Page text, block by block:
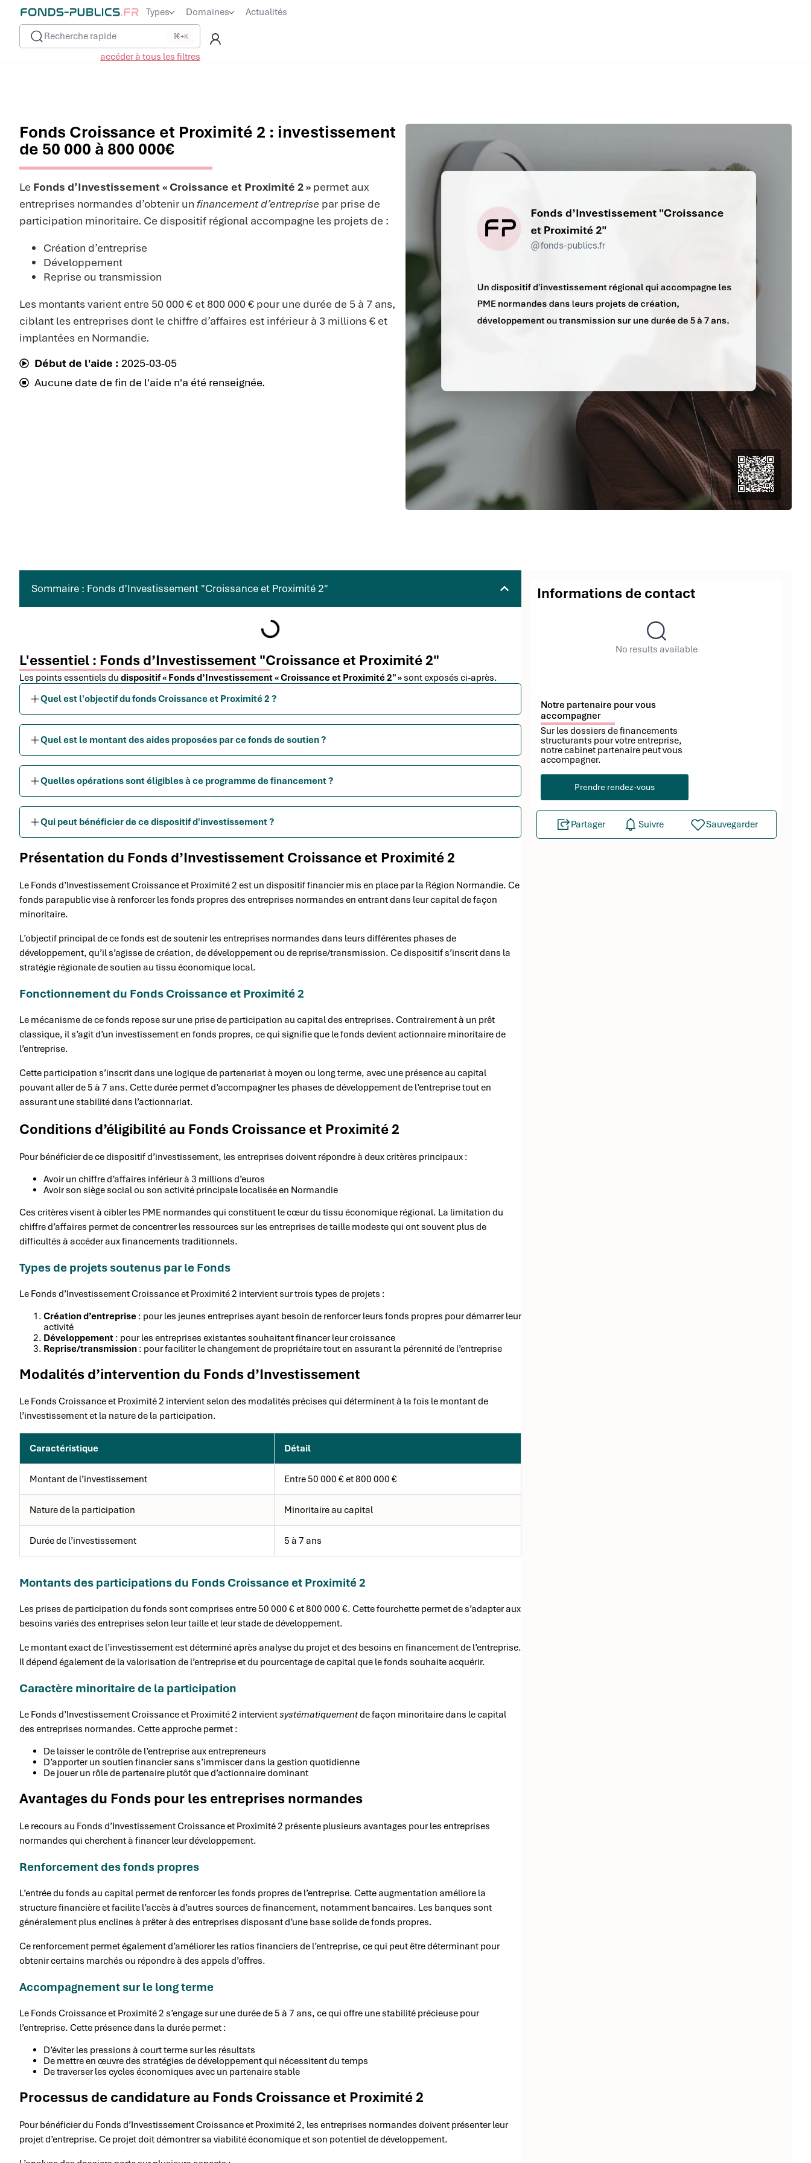
Types Domaines
Actualités
Recherche rapide
⌘+K
accéder à tous les filtres
Fonds Croissance et Proximité 2 : investissement
de 50 000 à 800 000€
Le Fonds d’Investissement « Croissance et Proximité 2 » permet aux
entreprises normandes d’obtenir un financement d’entreprise par prise de
participation minoritaire. Ce dispositif régional accompagne les projets de :
Création d’entreprise
Développement
Reprise ou transmission
Les montants varient entre 50 000 € et 800 000 € pour une durée de 5 à 7 ans,
ciblant les entreprises dont le chiffre d’affaires est inférieur à 3 millions € et
implantées en Normandie.
Début de l'aide : 2025-03-05
Aucune date de fin de l'aide n'a été renseignée.
Sommaire : Fonds d’Investissement "Croissance et Proximité 2"
L'essentiel : Fonds d’Investissement "Croissance et Proximité 2"
Les points essentiels du dispositif « Fonds d’Investissement « Croissance et Proximité 2″ » sont exposés ci-après.
Quel est l'objectif du fonds Croissance et Proximité 2 ?
Quel est le montant des aides proposées par ce fonds de soutien ?
Quelles opérations sont éligibles à ce programme de financement ?
Qui peut bénéficier de ce dispositif d'investissement ?
Présentation du Fonds d’Investissement Croissance et Proximité 2
Le Fonds d’Investissement Croissance et Proximité 2 est un dispositif financier mis en place par la Région Normandie. Ce
fonds parapublic vise à renforcer les fonds propres des entreprises normandes en entrant dans leur capital de façon
minoritaire.
L’objectif principal de ce fonds est de soutenir les entreprises normandes dans leurs différentes phases de
développement, qu’il s’agisse de création, de développement ou de reprise/transmission. Ce dispositif s’inscrit dans la
stratégie régionale de soutien au tissu économique local.
Fonctionnement du Fonds Croissance et Proximité 2
Le mécanisme de ce fonds repose sur une prise de participation au capital des entreprises. Contrairement à un prêt
classique, il s’agit d’un investissement en fonds propres, ce qui signifie que le fonds devient actionnaire minoritaire de
l’entreprise.
Cette participation s’inscrit dans une logique de partenariat à moyen ou long terme, avec une présence au capital
pouvant aller de 5 à 7 ans. Cette durée permet d’accompagner les phases de développement de l’entreprise tout en
assurant une stabilité dans l’actionnariat.
Conditions d’éligibilité au Fonds Croissance et Proximité 2
Pour bénéficier de ce dispositif d’investissement, les entreprises doivent répondre à deux critères principaux :
Avoir un chiffre d’affaires inférieur à 3 millions d’euros
Avoir son siège social ou son activité principale localisée en Normandie
Ces critères visent à cibler les PME normandes qui constituent le cœur du tissu économique régional. La limitation du
chiffre d’affaires permet de concentrer les ressources sur les entreprises de taille modeste qui ont souvent plus de
difficultés à accéder aux financements traditionnels.
Types de projets soutenus par le Fonds
Le Fonds d’Investissement Croissance et Proximité 2 intervient sur trois types de projets :
Création d’entreprise : pour les jeunes entreprises ayant besoin de renforcer leurs fonds propres pour démarrer leur
activité
Développement : pour les entreprises existantes souhaitant financer leur croissance
Reprise/transmission : pour faciliter le changement de propriétaire tout en assurant la pérennité de l’entreprise
Modalités d’intervention du Fonds d’Investissement
Le Fonds Croissance et Proximité 2 intervient selon des modalités précises qui déterminent à la fois le montant de
l’investissement et la nature de la participation.
Caractéristique Détail
Montant de l’investissement Entre 50 000 € et 800 000 €
Nature de la participation Minoritaire au capital
Durée de l’investissement 5 à 7 ans
Montants des participations du Fonds Croissance et Proximité 2
Les prises de participation du fonds sont comprises entre 50 000 € et 800 000 €. Cette fourchette permet de s’adapter aux
besoins variés des entreprises selon leur taille et leur stade de développement.
Le montant exact de l’investissement est déterminé après analyse du projet et des besoins en financement de l’entreprise.
Il dépend également de la valorisation de l’entreprise et du pourcentage de capital que le fonds souhaite acquérir.
Caractère minoritaire de la participation
Le Fonds d’Investissement Croissance et Proximité 2 intervientsystématiquementde façon minoritaire dans le capital
des entreprises normandes. Cette approche permet :
De laisser le contrôle de l’entreprise aux entrepreneurs
D’apporter un soutien financier sans s’immiscer dans la gestion quotidienne
De jouer un rôle de partenaire plutôt que d’actionnaire dominant
Avantages du Fonds pour les entreprises normandes
Le recours au Fonds d’Investissement Croissance et Proximité 2 présente plusieurs avantages pour les entreprises
normandes qui cherchent à financer leur développement.
Renforcement des fonds propres
L’entrée du fonds au capital permet de renforcer les fonds propres de l’entreprise. Cette augmentation améliore la
structure financière et facilite l’accès à d’autres sources de financement, notamment bancaires. Les banques sont
généralement plus enclines à prêter à des entreprises disposant d’une base solide de fonds propres.
Ce renforcement permet également d’améliorer les ratios financiers de l’entreprise, ce qui peut être déterminant pour
obtenir certains marchés ou répondre à des appels d’offres.
Accompagnement sur le long terme
Le Fonds Croissance et Proximité 2 s’engage sur une durée de 5 à 7 ans, ce qui offre une stabilité précieuse pour
l’entreprise. Cette présence dans la durée permet :
D’éviter les pressions à court terme sur les résultats
De mettre en œuvre des stratégies de développement qui nécessitent du temps
De traverser les cycles économiques avec un partenaire stable
Processus de candidature au Fonds Croissance et Proximité 2
Pour bénéficier du Fonds d’Investissement Croissance et Proximité 2, les entreprises normandes doivent présenter leur
projet d’entreprise. Ce projet doit démontrer sa viabilité économique et son potentiel de développement.
Informations de contact
No results available
Notre partenaire pour vous
accompagner
Sur les dossiers de financements
structurants pour votre entreprise,
notre cabinet partenaire peut vous
accompagner.
Prendre rendez-vous
Partager Suivre Sauvegarder